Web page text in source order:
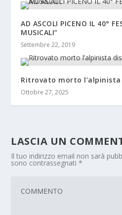
AD ASCOLI PICENO IL 40°
MUSICALI”
Settembre 22, 2019
Ritrovato morto l’alpinista
Ottobre 27, 2025
LASCIA UN
Il tuo indirizzo email non sarà
sono contrassegnati*